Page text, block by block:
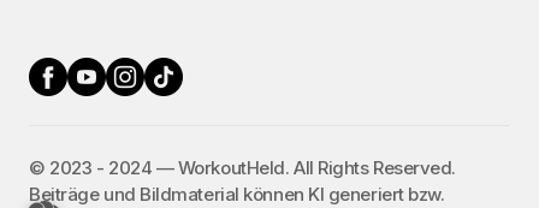
©️ 2023 - 2024 — WorkoutHeld. All Rights Reserved.
Beiträge und Bildmaterial können KI generiert bzw.